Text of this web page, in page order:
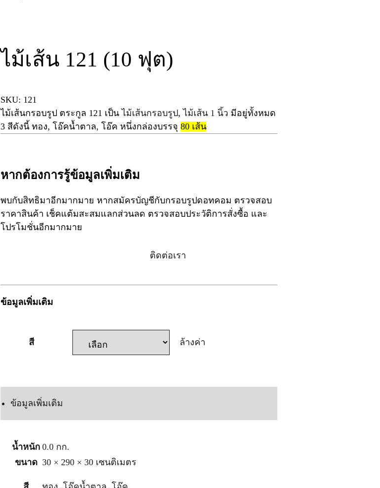
ไม้เส้น 121 (10 ฟุต)
SKU: 121
ไม้เส้นกรอบรูป ตระกูล 121 เป็นไม้เส้นกรอบรูป,ไม้เส้น 1 นิ้ว มีอยู่ทั้งหมด
3 สีดังนี้ ทอง, โอ๊คน้ำตาล, โอ๊ค หนึ่งกล่องบรรจุ80 เส้น
หากต้องการรู้ข้อมูลเพิ่มเติม
พบกับสิทธิมาอีกมากมาย หากสมัครบัญชีกับกรอบรูปดอทคอม ตรวจสอบ
ราคาสินค้า เช็คแต้มสะสมแลกส่วนลด ตรวจสอบประวัติการสั่งซื้อ และ
โปรโมชั่นอีกมากมาย
ติดต่อเรา
ข้อมูลเพิ่มเติม
สี ล้างค่า
ข้อมูลเพิ่มเติม
น้ำหนัก 0.0 กก.
ขนาด 30 × 290 × 30 เซนติเมตร